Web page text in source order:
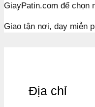
GiayPatin.com để chọn
Giao tận nơi, dạy miễn
Địa chỉ